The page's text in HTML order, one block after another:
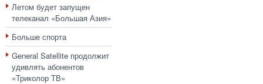
Летом будет запущен
телеканал «Большая Азия»
Больше спорта
General Satellite продолжит
удивлять абонентов
«Триколор ТВ»